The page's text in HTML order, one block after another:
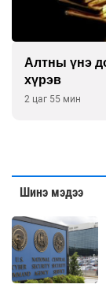
Алтны үнэ
хүрэв
2 цаг 55 мин
Шинэ мэдээ